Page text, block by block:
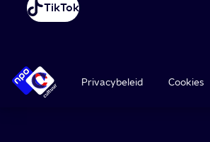
TikTok
Privacybeleid Cookies